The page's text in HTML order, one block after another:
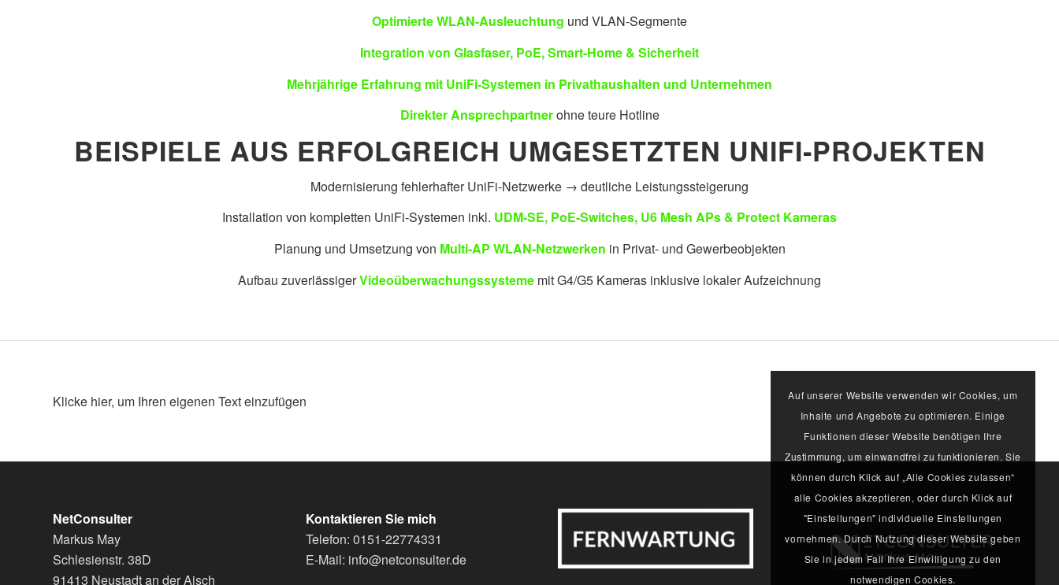
Optimierte WLAN‑Ausleuchtung und VLAN‑Segmente
Integration von Glasfaser, PoE, Smart‑Home & Sicherheit
Mehrjährige Erfahrung mit UniFi‑Systemen in Privathaushalten und Unternehmen
Direkter Ansprechpartnerohne teure Hotline
BEISPIELE AUS ERFOLGREICH UMGESETZTEN UNIFI‑PROJEKTEN
Modernisierung fehlerhafter UniFi‑Netzwerke → deutliche Leistungssteigerung
Installation von kompletten UniFi‑Systemen inkl. UDM‑SE, PoE‑Switches, U6 Mesh APs & Protect Kameras
Planung und Umsetzung von Multi‑AP WLAN‑Netzwerken in Privat‑ und Gewerbeobjekten
Aufbau zuverlässigerVideoüberwachungssysteme mit G4/G5 Kameras inklusive lokaler Aufzeichnung
Klicke hier, um Ihren eigenen Text einzufügen
NetConsulter
Markus May
Schlesienstr. 38D
91413 Neustadt an der Aisch
Kontaktieren Sie mich
Telefon: 0151-22774331
E-Mail: info@netconsulter.de
Auf unserer Website verwenden wir Cookies, um
Inhalte und Angebote zu optimieren. Einige
Funktionen dieser Website benötigen Ihre
Zustimmung, um einwandfrei zu funktionieren. Sie
können durch Klick auf „Alle Cookies zulassen“
alle Cookies akzeptieren, oder durch Klick auf
"Einstellungen" individuelle Einstellungen
vornehmen. Durch Nutzung dieser Website geben
Sie in jedem Fall Ihre Einwilligung zu den
notwendigen Cookies.